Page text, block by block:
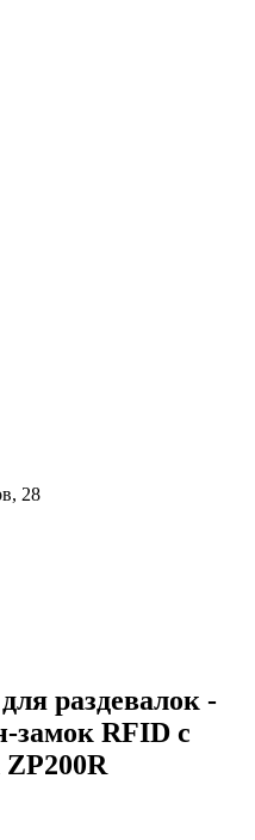
28
раздевалок -
замок RFID с